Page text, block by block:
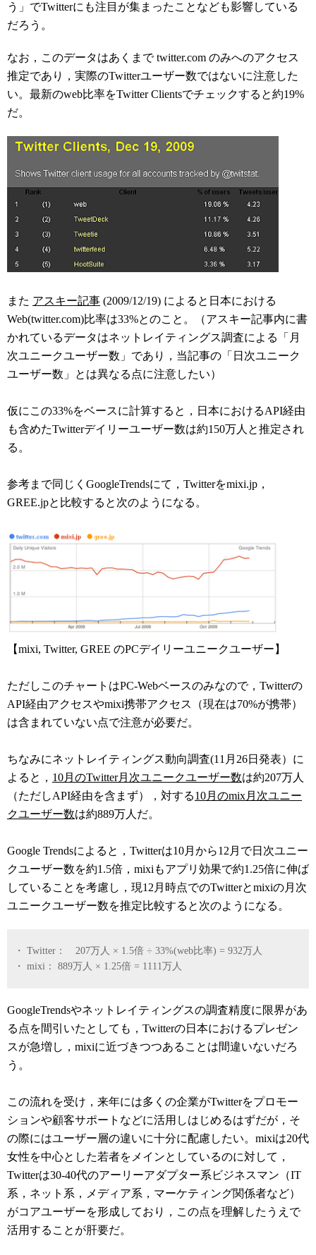
う」でTwitterにも注目が集まったことなども影響している
だろう。
なお，このデータはあくまで twitter.com のみへのアクセス
推定であり，実際のTwitterユーザー数ではないに注意した
い。最新のweb比率をTwitter Clientsでチェックすると約19%
だ。
また アスキー記事 (2009/12/19) によると日本における
Web(twitter.com)比率は33%とのこと。（アスキー記事内に書
かれているデータはネットレイティングス調査による「月
次ユニークユーザー数」であり，当記事の「日次ユニーク
ユーザー数」とは異なる点に注意したい）
仮にこの33%をベースに計算すると，日本におけるAPI経由
も含めたTwitterデイリーユーザー数は約150万人と推定され
る。
参考まで同じくGoogleTrendsにて，Twitterをmixi.jp，
GREE.jpと比較すると次のようになる。
【mixi, Twitter, GREE のPCデイリーユニークユーザー】
ただしこのチャートはPC-Webベースのみなので，Twitterの
API経由アクセスやmixi携帯アクセス（現在は70%が携帯）
は含まれていない点で注意が必要だ。
ちなみにネットレイティングス動向調査(11月26日発表）に
よると， 10月のTwitter月次ユニークユーザー数は約207万人
（ただしAPI経由を含まず），対する10月のmix月次ユニー
クユーザー数は約889万人だ。
Google Trendsによると，Twitterは10月から12月で日次ユニー
クユーザー数を約1.5倍，mixiもアプリ効果で約1.25倍に伸ば
していることを考慮し，現12月時点でのTwitterとmixiの月次
ユニークユーザー数を推定比較すると次のようになる。
・ Twitter： 207万人 × 1.5倍 ÷ 33%(web比率) = 932万人
・ mixi： 889万人 × 1.25倍 = 1111万人
GoogleTrendsやネットレイティングスの調査精度に限界があ
る点を間引いたとしても，Twitterの日本におけるプレゼン
スが急増し，mixiに近づきつつあることは間違いないだろ
う。
この流れを受け，来年には多くの企業がTwitterをプロモー
ションや顧客サポートなどに活用しはじめるはずだが，そ
の際にはユーザー層の違いに十分に配慮したい。mixiは20代
女性を中心とした若者をメインとしているのに対して，
Twitterは30-40代のアーリーアダプター系ビジネスマン（IT
系，ネット系，メディア系，マーケティング関係者など）
がコアユーザーを形成しており，この点を理解したうえで
活用することが肝要だ。